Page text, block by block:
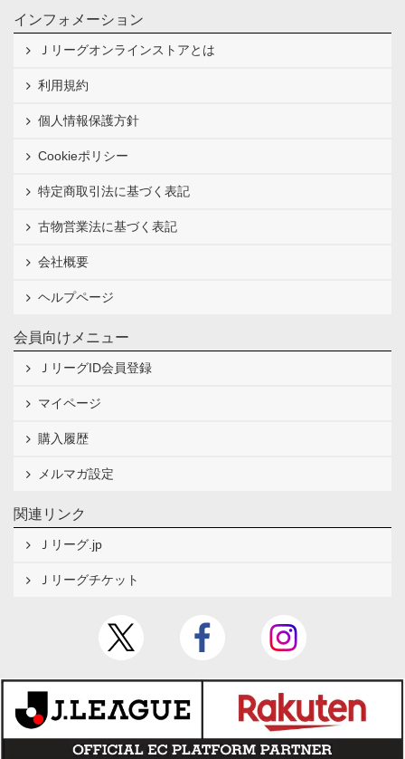
インフォメーション
Ｊリーグオンラインストアとは
利用規約
個人情報保護方針
Cookieポリシー
特定商取引法に基づく表記
古物営業法に基づく表記
会社概要
ヘルプページ
会員向けメニュー
ＪリーグID会員登録
マイページ
購入履歴
メルマガ設定
関連リンク
Ｊリーグ.jp
Ｊリーグチケット